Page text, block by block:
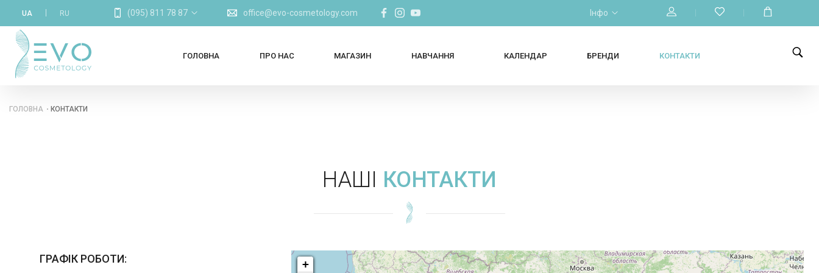
UA RU (095) 811 78 87 office@evo-cosmetology.com Інфо
ГОЛОВНА ПРО НАС МАГАЗИН НАВЧАННЯ КАЛЕНДАР БРЕНДИ КОНТАКТИ
ГОЛОВНА КОНТАКТИ
НАШІ КОНТАКТИ
ГРАФІК РОБОТИ: +
+